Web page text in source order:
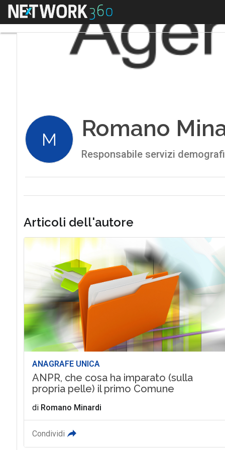
Menu
M Romano
Responsabile servizi
Articoli dell'autore
ANAGRAFE UNICA
ANPR, che cosa ha imparato (sulla
propria pelle) il primo Comune
di Romano Minardi
Condividi